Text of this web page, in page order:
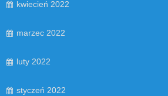
kwiecień 2022
marzec 2022
luty 2022
styczeń 2022